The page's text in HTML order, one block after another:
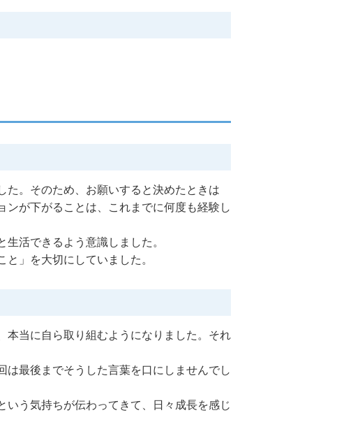
た。そのため、お願いすると決めたときは
ンが下がることは、これまでに何度も経験し
活できるよう意識しました。
」を大切にしていました。
本当に自ら取り組むようになりました。それ
最後までそうした言葉を口にしませんでし
う気持ちが伝わってきて、日々成長を感じ